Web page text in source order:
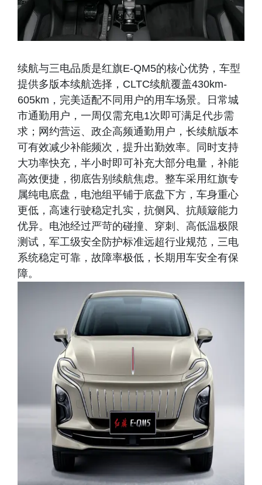
续航与三电品质是红旗E-QM5的核心优势，车型
提供多版本续航选择，CLTC续航覆盖430km-
605km，完美适配不同用户的用车场景。日常城
市通勤用户，一周仅需充电1次即可满足代步需
求；网约营运、政企高频通勤用户，长续航版本
可有效减少补能频次，提升出勤效率。同时支持
大功率快充，半小时即可补充大部分电量，补能
高效便捷，彻底告别续航焦虑。整车采用红旗专
属纯电底盘，电池组平铺于底盘下方，车身重心
更低，高速行驶稳定扎实，抗侧风、抗颠簸能力
优异。电池经过严苛的碰撞、穿刺、高低温极限
测试，军工级安全防护标准远超行业规范，三电
系统稳定可靠，故障率极低，长期用车安全有保
障。